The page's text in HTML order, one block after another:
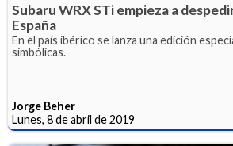
Subaru WRX STi empieza a
España
En el país ibérico se lanza una edición
simbólicas.
Jorge Beher
Lunes, 8 de abril de 2019